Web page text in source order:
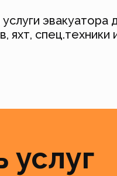
эвакуатора
яхт,
услуг